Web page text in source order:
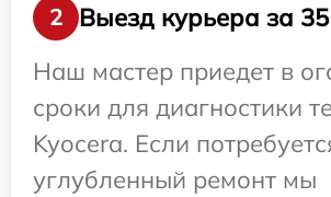
2
Выезд курьера за
Наш мастер приедет в
сроки для диагностики
Kyocera. Если
углубленный ремонт мы